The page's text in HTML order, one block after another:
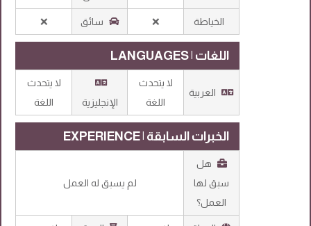
الخياطة ❌ سائق ❌
اللغات | LANGUAGES
العربية
لا يتحدث
اللغة
الإنجليزية
لا يتحدث
اللغة
الخبرات السابقة | EXPERIENCE
هل
سبق لها
العمل؟
لم يسبق له العمل